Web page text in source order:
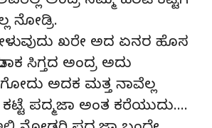
ನೋಡ್ರಿ.
ಖರೇ ಅದ ಏನರ ಹೊಸ
ಸಿಗ್ತದ ಅಂದ್ರ ಅದು
ಅದಕ ಮತ್ತ ನಾವೆಲ್ಲ
ಪದ್ಮಜಾ ಅಂತ ಕರೆಯುದು….